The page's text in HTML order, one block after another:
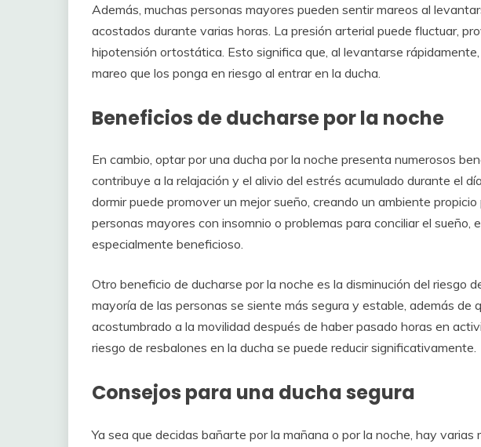
Además, muchas personas mayores pueden sentir mareos al
acostados durante varias horas. La presión arterial puede fluctuar,
hipotensión ortostática. Esto significa que, al levantarse
mareo que los ponga en riesgo al entrar en la ducha.
Beneficios de ducharse por la noche
En cambio, optar por una ducha por la noche presenta numerosos
contribuye a la relajación y el alivio del estrés acumulado durante el
dormir puede promover un mejor sueño, creando un ambiente
personas mayores con insomnio o problemas para conciliar el sueño,
especialmente beneficioso.
Otro beneficio de ducharse por la noche es la disminución del riesgo
mayoría de las personas se siente más segura y estable, además de
acostumbrado a la movilidad después de haber pasado horas en
riesgo de resbalones en la ducha se puede reducir significativamente.
Consejos para una ducha segura
Ya sea que decidas bañarte por la mañana o por la noche, hay varias